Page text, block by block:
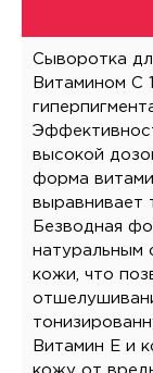
Сыворотка
Витамином С
высокой
форма
выравнивает
Безводная
натуральным
кожи, что
Витамин Е и
кожу от